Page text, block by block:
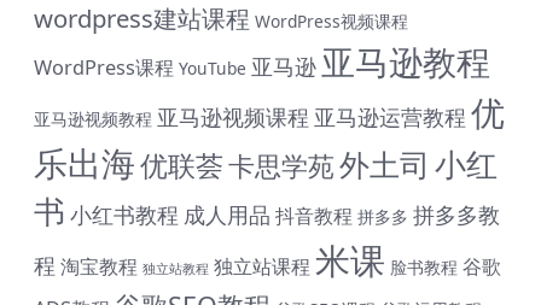
wordpress建站课程 WordPress视频课程
WordPress课程 YouTube 亚马逊 亚马逊教程
亚马逊视频教程 亚马逊视频课程 亚马逊运营教程 优
乐出海优联荟卡思学苑外土司 小红
书 小红书教程 成人用品 抖音教程 拼多多 拼多多教
程 淘宝教程 独立站教程 独立站课程米课 脸书教程 谷歌